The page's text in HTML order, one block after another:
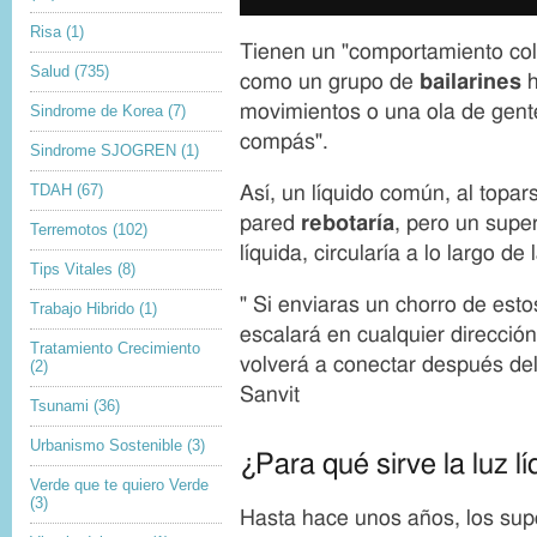
Risa (1)
Salud (735)
Sindrome de Korea (7)
Sindrome SJOGREN (1)
TDAH (67)
Terremotos (102)
Tips Vitales (8)
Trabajo Hibrido (1)
Tratamiento Crecimiento
(2)
Tsunami (36)
Urbanismo Sostenible (3)
Verde que te quiero Verde
(3)
e
c
o
s
d
a
t
o
d
e
a
i
g
n
a
e
c
a
o
n
Tienen un "comportamiento
como un grupo de bailarines
movimientos o una ola de
compás".
Así, un líquido común, al
pared rebotaría, pero un
líquida, circularía a lo largo de
" Si enviaras un chorro de
escalará en cualquier
volverá a conectar después
Sanvit
¿Para qué sirve la luz
Hasta hace unos años, los